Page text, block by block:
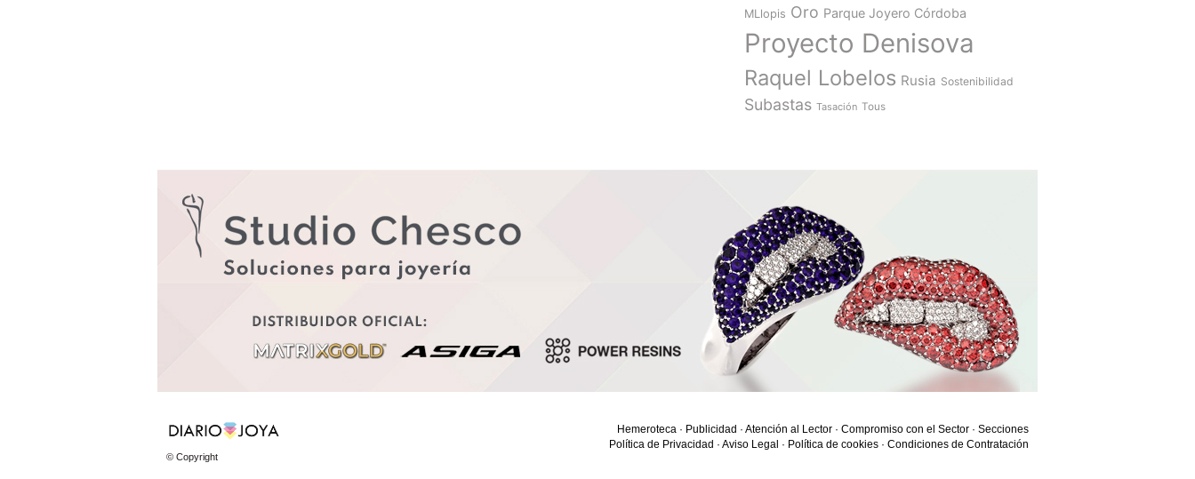
MLlopis Oro Parque Joyero Córdoba
Proyecto Denisova
Raquel Lobelos Rusia Sostenibilidad
Subastas Tasación Tous
© Copyright
Hemeroteca · Publicidad · Atención al Lector · Compromiso con el Sector · Secciones
Política de Privacidad · Aviso Legal · Política de cookies · Condiciones de Contratación